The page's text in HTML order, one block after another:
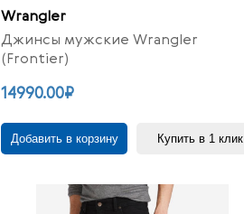
Wrangler
Джинсы мужские Wrangler
(Frontier)
14990.00₽
Добавить в корзину Купить в 1 клик